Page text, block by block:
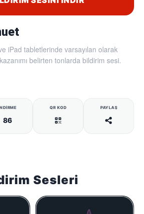
iPad tabletlerinde varsayılan olarak
belirten tonlarda bildirim sesi.
86
QR KOD PAYLAŞ
Sesleri